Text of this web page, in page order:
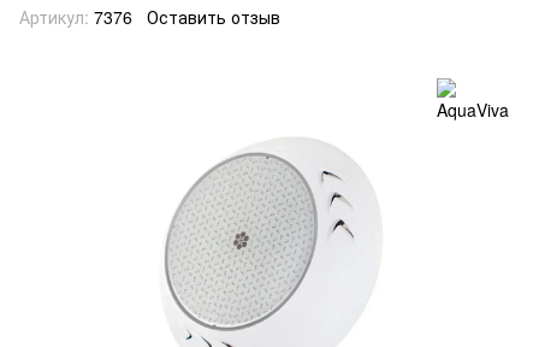
Артикул: 7376 Оставить отзыв